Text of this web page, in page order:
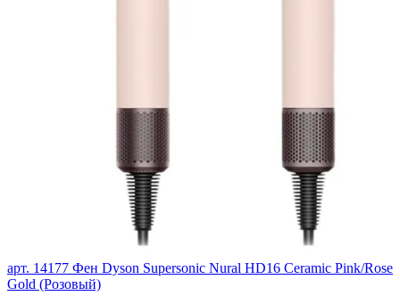
арт. 14177 Фен Dyson Supersonic Nural HD16 Ceramic Pink/Rose
Gold (Розовый)